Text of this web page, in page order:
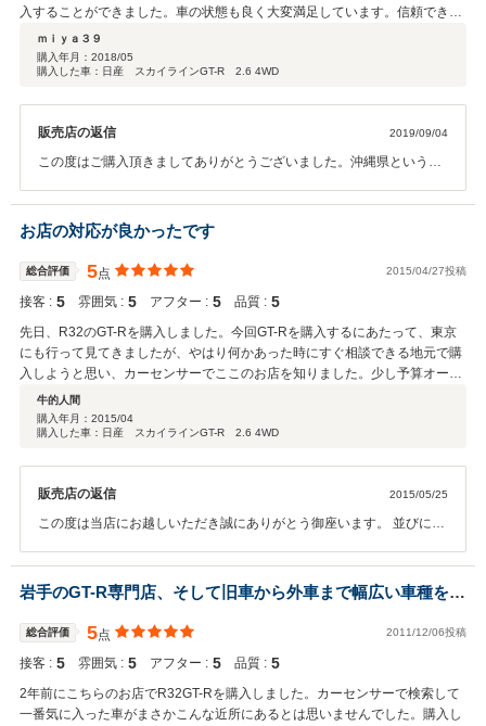
入することができました。車の状態も良く大変満足しています。信頼できる
ショップです。遠方からの購入のため、お店雰囲気及びアフターとも不明の
評価です。
ｍｉｙａ３９
購入年月： 2018/05
購入した車：日産 スカイラインGT-R 2.6 4WD
販売店の返信 2019/09/04
この度はご購入頂きましてありがとうございました。沖縄県という事
とてもうれしく思います。当社のユーザー様で沖縄県の方もいらっし
ゃいますので、アフターについてもお気軽にご相談頂ければと思いま
す。このご縁を私どももも大切にしていきたいと思いますので、今後
とも長いお付き合いができればと思います。この度は、ありがとうご
ざいました。
お店の対応が良かったです
総合評価 5点 2015/04/27投稿
接客 : 5 雰囲気 : 5 アフター : 5 品質 : 5
先日、R32のGT-Rを購入しました。今回GT-Rを購入するにあたって、東京
にも行って見てきましたが、やはり何かあった時にすぐ相談できる地元で購
入しようと思い、カーセンサーでここのお店を知りました。少し予算オーバ
ーでしたが、程度も良かったので思い切って購入しました。納車当初、何点
か小さな不具合がありましたが、すぐに対応していただきとても助かりまし
た。こういう親身になってくれるお店があると、年式の古い車を持っている
牛的人間
購入年月： 2015/04
購入した車：日産 スカイラインGT-R 2.6 4WD
販売店の返信 2015/05/25
この度は当店にお越しいただき誠にありがとう御座います。 並びにこ
Ｔ－Ｒが好きな事もあり、とても得意な車種として常に上質なＧＴ－
Ｒを多数展示しております。 また何か故障やチューニングのご質問な
ど御座いましたらいつでもご相談下さい。 またのお越しを心よりお待
ちしております。
岩手のGT-R専門店、そして旧車から外車まで幅広い車種を熟
総合評価 5点 2011/12/06投稿
接客 : 5 雰囲気 : 5 アフター : 5 品質 : 5
2年前にこちらのお店でR32GT-Rを購入しました。カーセンサーで検索して
一番気に入った車がまさかこんな近所にあるとは思いませんでした。購入し